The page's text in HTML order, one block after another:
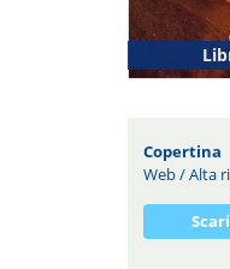
Copertina
Web/Alta